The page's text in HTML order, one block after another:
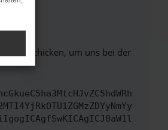
Text schicken, um uns bei der